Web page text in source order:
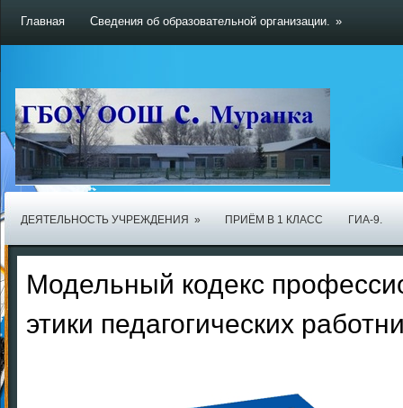
Главная Сведения об образовательной организации. »
ДЕЯТЕЛЬНОСТЬ УЧРЕЖДЕНИЯ » ПРИЁМ В 1 КЛАСС ГИА-9.
Модельный кодекс
этики педагогических